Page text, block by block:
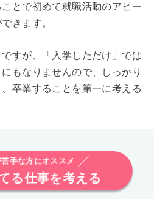
とで初めて就職活動のアピー
きます。
すが、「入学しただけ」では
もなりませんので、しっかり
卒業することを第一に考える
手な方にオススメ
る仕事を考える